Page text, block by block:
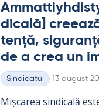
dicală]
tență,
de a crea un
Categorii
Sindicatul Kirjoitettu
13 august
Mișca­rea sin­dicală